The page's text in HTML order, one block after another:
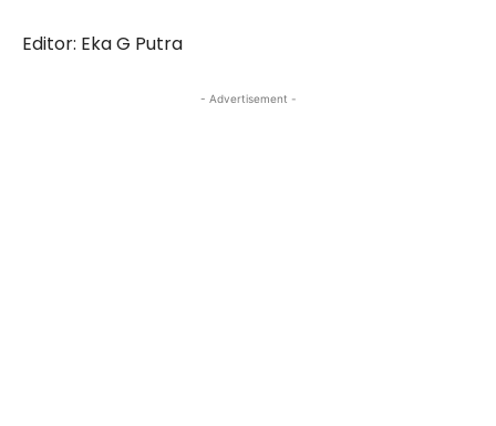
Editor: Eka G Putra
- Advertisement -